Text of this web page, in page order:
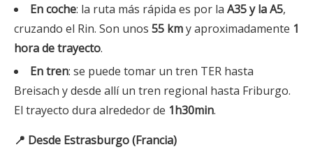
En coche: la ruta más rápida es por la A35 y la A5,
cruzando el Rin. Son unos 55 kmy aproximadamente 1
hora de trayecto.
En tren: se puede tomar un tren TER hasta
Breisach y desde allí un tren regional hasta Friburgo.
El trayecto dura alrededor de 1h30min.
📍 Desde Estrasburgo (Francia)